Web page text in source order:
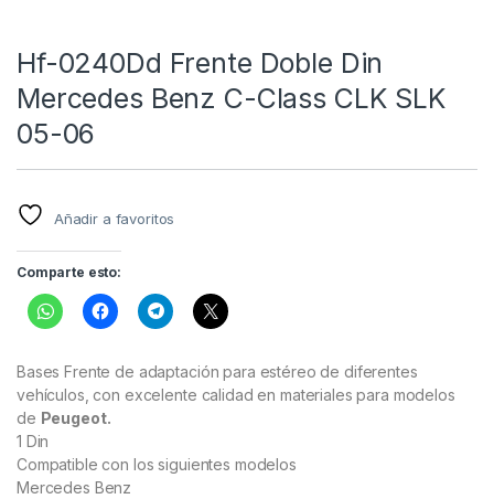
Hf-0240Dd Frente Doble Din
Mercedes Benz C-Class CLK SLK
05-06
Añadir a favoritos
Comparte esto:
Bases Frente de adaptación para estéreo de diferentes
vehículos, con excelente calidad en materiales para modelos
de Peugeot.
1 Din
Compatible con los siguientes modelos
Mercedes Benz